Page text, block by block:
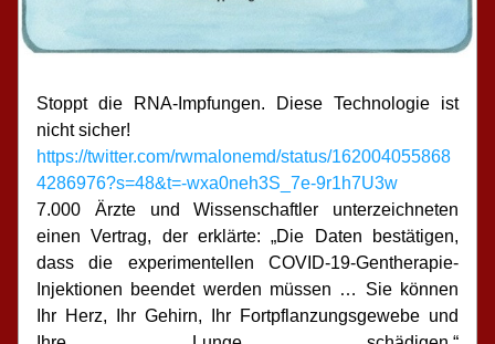
Stoppt die RNA-Impfungen. Diese Technologie ist
nicht sicher!
https://twitter.com/rwmalonemd/status/162004055868
4286976?s=48&t=-wxa0neh3S_7e-9r1h7U3w
7.000 Ärzte und Wissenschaftler unterzeichneten
einen Vertrag, der erklärte: „Die Daten bestätigen,
dass die experimentellen COVID-19-Gentherapie-
Injektionen beendet werden müssen … Sie können
Ihr Herz, Ihr Gehirn, Ihr Fortpflanzungsgewebe und